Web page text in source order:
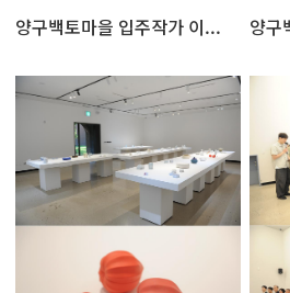
양구백토마을 입주작가 이... 양구